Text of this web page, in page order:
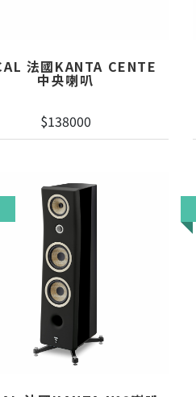
法國KANTA CENTE
中央喇叭
$138000